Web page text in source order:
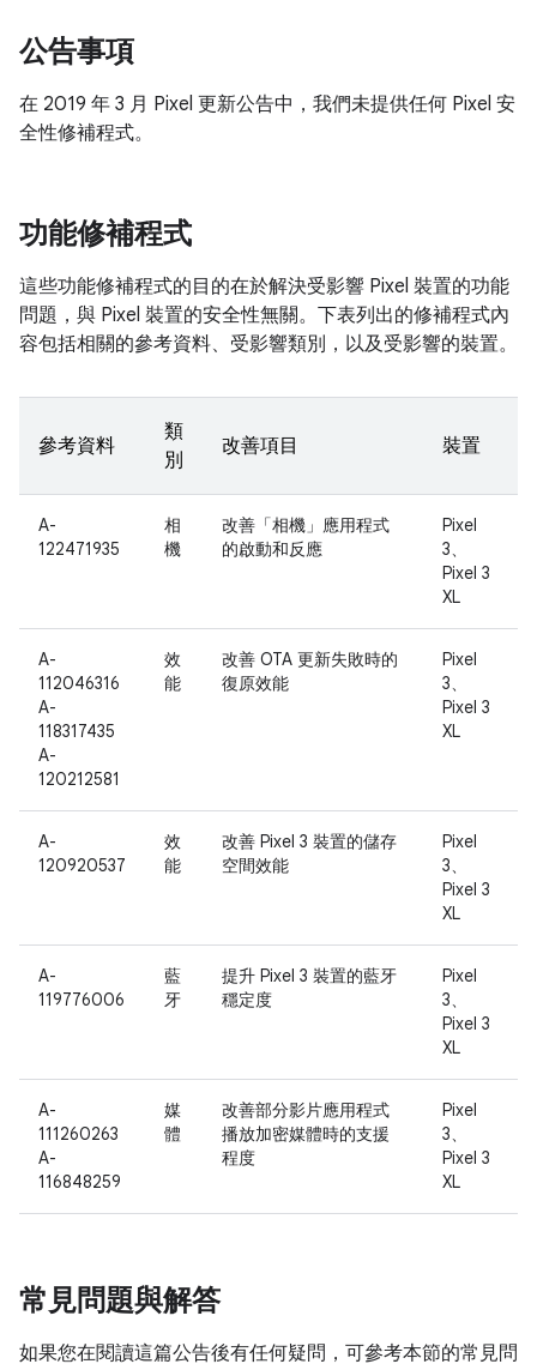
公告事項
在 2019 年 3 月 Pixel 更新公告中，我們未提供任何 Pixel 安
全性修補程式。
功能修補程式
這些功能修補程式的目的在於解決受影響 Pixel 裝置的功能
問題，與 Pixel 裝置的安全性無關。下表列出的修補程式內
容包括相關的參考資料、受影響類別，以及受影響的裝置。
參考資料
類
別
改善項目 裝置
A-
122471935
相
機
改善「相機」應用程式
的啟動和反應
Pixel
3、
Pixel 3
XL
A-
112046316
A-
118317435
A-
120212581
效
能
改善 OTA 更新失敗時的
復原效能
Pixel
3、
Pixel 3
XL
A-
120920537
效
能
改善 Pixel 3 裝置的儲存
空間效能
Pixel
3、
Pixel 3
XL
A-
119776006
藍
牙
提升 Pixel 3 裝置的藍牙
穩定度
Pixel
3、
Pixel 3
XL
A-
111260263
A-
116848259
媒
體
改善部分影片應用程式
播放加密媒體時的支援
程度
Pixel
3、
Pixel 3
XL
常見問題與解答
如果您在閱讀這篇公告後有任何疑問，可參考本節的常見問